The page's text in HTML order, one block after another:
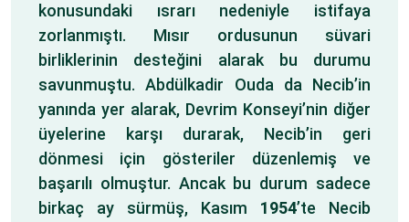
konusundaki ısrarı nedeniyle istifaya
zorlanmıştı. Mısır ordusunun süvari
birliklerinin desteğini alarak bu durumu
savunmuştu. Abdülkadir Ouda da Necib’in
yanında yer alarak, Devrim Konseyi’nin diğer
üyelerine karşı durarak, Necib’in geri
dönmesi için gösteriler düzenlemiş ve
başarılı olmuştur. Ancak bu durum sadece
birkaç ay sürmüş, Kasım 1954’te Necib